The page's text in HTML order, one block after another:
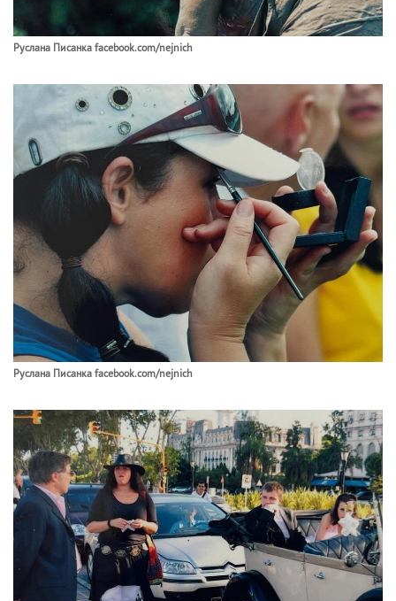
Руслана Писанка facebook.com/nejnich
Руслана Писанка facebook.com/nejnich